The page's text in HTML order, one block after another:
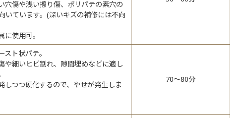
穴傷や浅い擦り傷、ポリパテの素穴の
いています。(深いキズの補修には不向
に使用可。
スト状パテ。
や細いヒビ割れ、隙間埋めなどに適し
しつつ硬化するので、やせが発生しま
70～80分